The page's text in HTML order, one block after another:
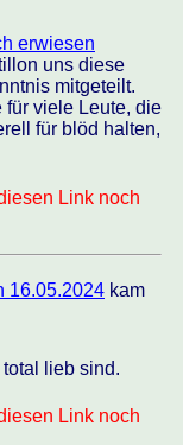
erwiesen
uns diese
mitgeteilt.
für viele Leute, die
für blöd halten,
Link noch
16.05.2024 kam
lieb sind.
Link noch